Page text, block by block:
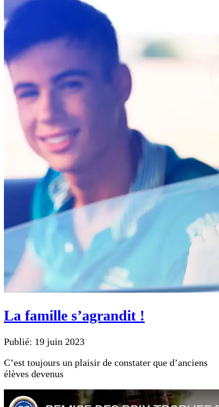
La famille s’agrandit !
Publié: 19 juin 2023
C’est toujours un plaisir de constater que d’anciens
élèves devenus